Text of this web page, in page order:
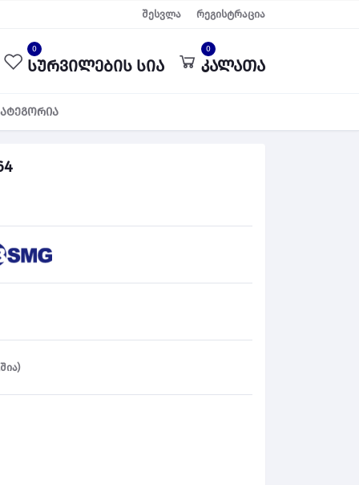
შესვლა რეგისტრაცია
0
სურვილების სია
0
კალათა